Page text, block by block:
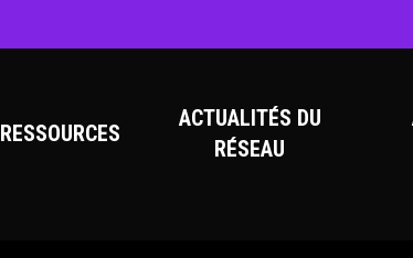
RESSOURCES
ACTUALITÉS DU
RÉSEAU